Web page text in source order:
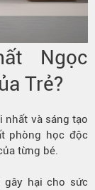
Ngọc
Trẻ?
nhất và sáng tạo
phòng học độc
từng bé.
gây hại cho sức